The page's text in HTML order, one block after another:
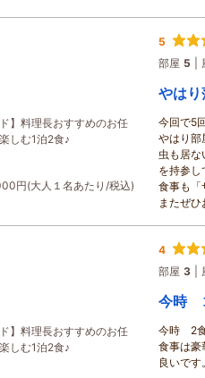
ド】料理長おすすめのお任
しむ1泊2食♪
円(大人１名あたり/税込)
5
部屋 5
やはり
今回で5
やはり部
虫も居
を持参し
食事も「
またぜひ
ド】料理長おすすめのお任
しむ1泊2食♪
4
部屋 3
今時
今時 2食
食事は
良いです